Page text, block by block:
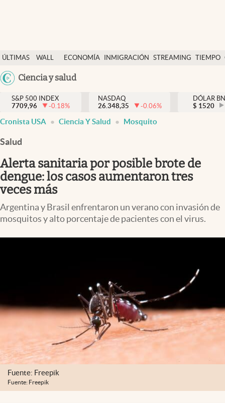
ÚLTIMAS
NOTICIAS
WALL
DÓLAR
ECONOMÍA INMIGRACIÓN STREAMING TIEMPO
México
Ciencia y salud
Finanzas y economía
Wall Street y dólar
Inmigración
Espiritual
Streaming
PC y mobile
S&P 500 INDEX
7709,96
-0.18%
NASDAQ
26.348,35
-0.06%
DÓLAR
$ 1520
Cronista USA Ciencia Y Salud Mosquito
Salud
Alerta sanitaria por posible brote de
dengue: los casos aumentaron tres
veces más
Argentina y Brasil enfrentaron un verano con invasión de
mosquitos y alto porcentaje de pacientes con el virus.
Fuente: Freepik
Fuente: Freepik